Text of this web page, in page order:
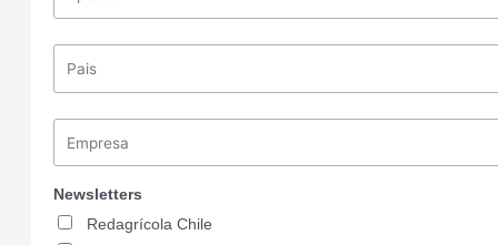
Newsletters
Redagrícola Chile